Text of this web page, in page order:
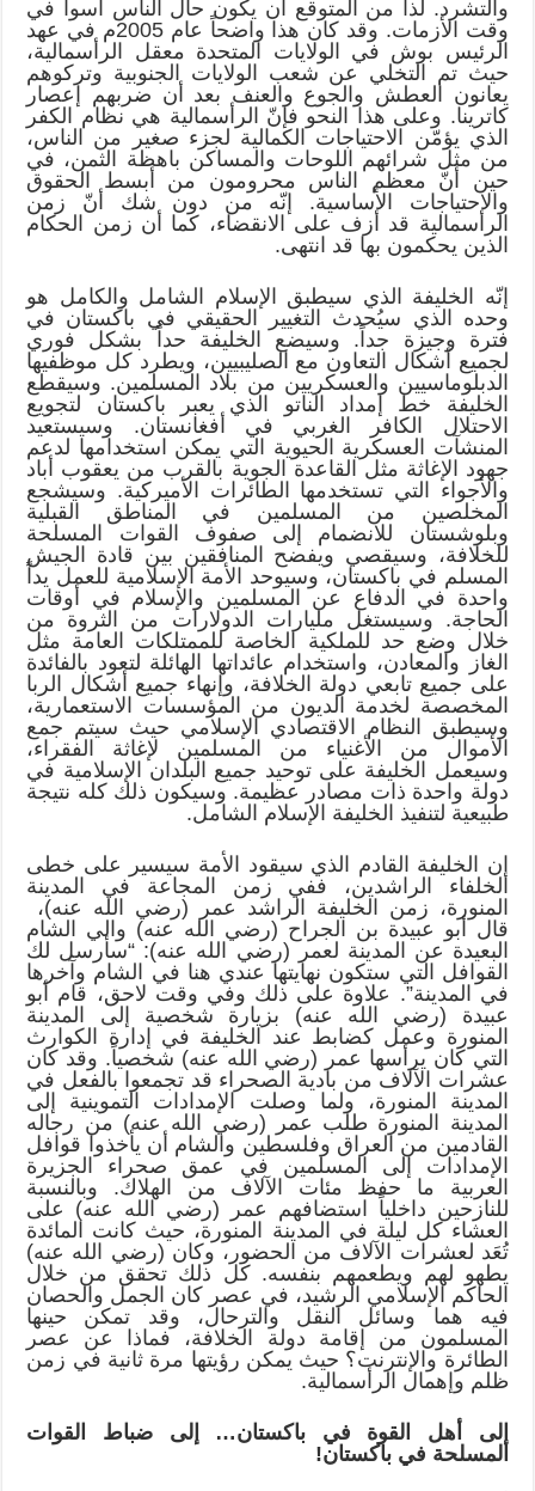
والتشرد. لذا من المتوقع أن يكون حال الناس أسوأ في
وقت الأزمات. وقد كان هذا واضحاً عام 2005م في عهد
الرئيس بوش في الولايات المتحدة معقل الرأسمالية،
حيث تم التخلي عن شعب الولايات الجنوبية وتركوهم
يعانون العطش والجوع والعنف بعد أن ضربهم إعصار
كاترينا. وعلى هذا النحو فإنّ الرأسمالية هي نظام الكفر
الذي يؤمّن الاحتياجات الكمالية لجزء صغير من الناس،
من مثل شرائهم اللوحات والمساكن باهظة الثمن، في
حين أنّ معظم الناس محرومون من أبسط الحقوق
والاحتياجات الأساسية. إنّه من دون شك أنّ زمن
الرأسمالية قد أزف على الانقضاء، كما أن زمن الحكام
الذين يحكمون بها قد انتهى.
إنّه الخليفة الذي سيطبق الإسلام الشامل والكامل هو
وحده الذي سيُحدث التغيير الحقيقي في باكستان في
فترة وجيزة جداً. وسيضع الخليفة حداً بشكل فوري
لجميع أشكال التعاون مع الصليبيين، ويطرد كل موظفيها
الدبلوماسيين والعسكريين من بلاد المسلمين. وسيقطع
الخليفة خط إمداد الناتو الذي يعبر باكستان لتجويع
الاحتلال الكافر الغربي في أفغانستان. وسيستعيد
المنشآت العسكرية الحيوية التي يمكن استخدامها لدعم
جهود الإغاثة مثل القاعدة الجوية بالقرب من يعقوب أباد
والأجواء التي تستخدمها الطائرات الأميركية. وسيشجع
المخلصين من المسلمين في المناطق القبلية
وبلوشستان للانضمام إلى صفوف القوات المسلحة
للخلافة، وسيقصي ويفضح المنافقين بين قادة الجيش
المسلم في باكستان، وسيوحد الأمة الإسلامية للعمل يداً
واحدة في الدفاع عن المسلمين والإسلام في أوقات
الحاجة. وسيستغل مليارات الدولارات من الثروة من
خلال وضع حد للملكية الخاصة للممتلكات العامة مثل
الغاز والمعادن، واستخدام عائداتها الهائلة لتعود بالفائدة
على جميع تابعي دولة الخلافة، وإنهاء جميع أشكال الربا
المخصصة لخدمة الديون من المؤسسات الاستعمارية،
وسيطبق النظام الاقتصادي الإسلامي حيث سيتم جمع
الأموال من الأغنياء من المسلمين لإغاثة الفقراء،
وسيعمل الخليفة على توحيد جميع البلدان الإسلامية في
دولة واحدة ذات مصادر عظيمة. وسيكون ذلك كله نتيجة
طبيعية لتنفيذ الخليفة الإسلام الشامل.
إن الخليفة القادم الذي سيقود الأمة سيسير على خطى
الخلفاء الراشدين، ففي زمن المجاعة في المدينة
المنورة، زمن الخليفة الراشد عمر (رضي الله عنه)،
قال أبو عبيدة بن الجراح (رضي الله عنه) والي الشام
البعيدة عن المدينة لعمر (رضي الله عنه): “سأرسل لك
القوافل التي ستكون نهايتها عندي هنا في الشام وآخرها
في المدينة”. علاوة على ذلك وفي وقت لاحق، قام أبو
عبيدة (رضي الله عنه) بزيارة شخصية إلى المدينة
المنورة وعمل كضابط عند الخليفة في إدارة الكوارث
التي كان يرأسها عمر (رضي الله عنه) شخصياً. وقد كان
عشرات الآلاف من بادية الصحراء قد تجمعوا بالفعل في
المدينة المنورة، ولما وصلت الإمدادات التموينية إلى
المدينة المنورة طلب عمر (رضي الله عنه) من رجاله
القادمين من العراق وفلسطين والشام أن يأخذوا قوافل
الإمدادات إلى المسلمين في عمق صحراء الجزيرة
العربية ما حفظ مئات الآلاف من الهلاك. وبالنسبة
للنازحين داخلياً استضافهم عمر (رضي الله عنه) على
العشاء كل ليلة في المدينة المنورة، حيث كانت المائدة
تُعَد لعشرات الآلاف من الحضور، وكان (رضي الله عنه)
يطهو لهم ويطعمهم بنفسه. كل ذلك تحقق من خلال
الحاكم الإسلامي الرشيد، في عصر كان الجمل والحصان
فيه هما وسائل النقل والترحال، وقد تمكن حينها
المسلمون من إقامة دولة الخلافة، فماذا عن عصر
الطائرة والإنترنت؟ حيث يمكن رؤيتها مرة ثانية في زمن
ظلم وإهمال الرأسمالية.
إلى أهل القوة في باكستان… إلى ضباط القوات
المسلحة في باكستان!